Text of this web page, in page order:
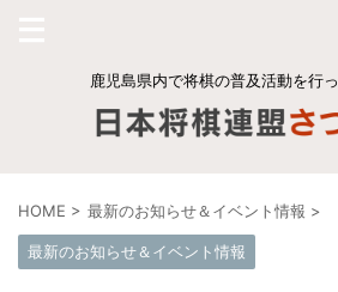
鹿児島県内で将棋の普及活動を行
HOME > 最新のお知らせ＆イベント情報 >
最新のお知らせ＆イベント情報